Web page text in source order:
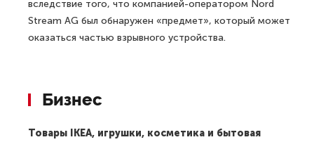
вследствие того, что компанией-оператором Nord
Stream AG был обнаружен «предмет», который может
оказаться частью взрывного устройства.
Бизнес
Товары IKEA, игрушки, косметика и бытовая